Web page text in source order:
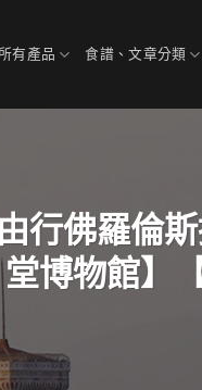
有產品 食譜、文章分類
行佛羅倫
堂博物館】